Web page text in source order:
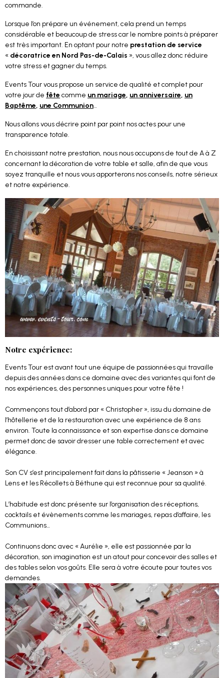
commande.
Lorsque l’on prépare un événement, cela prend un temps
considérable et beaucoup de stress car le nombre points à préparer
est très important. En optant pour notre prestation de service
« décoratrice en Nord Pas-de-Calais », vous allez donc réduire
votre stress et gagner du temps.
Events Tour vous propose un service de qualité et complet pour
votre jour de fête comme un mariage, un anniversaire, un
Baptême, une Communion…
Nous allons vous décrire point par point nos actes pour une
transparence totale.
En choisissant notre prestation, nous nous occupons de tout de A à Z
concernant la décoration de votre table et salle, afin de que vous
soyez tranquille et nous vous apporterons nos conseils, notre sérieux
et notre expérience.
Notre expérience:
Events Tour est avant tout une équipe de passionnées qui travaille
depuis des années dans ce domaine avec des variantes qui font de
nos expériences, des personnes uniques pour votre fête !
Commençons tout d’abord par « Christopher », issu du domaine de
l’hôtellerie et de la restauration avec une expérience de 8 ans
environ. Toute la connaissance et son expertise dans ce domaine
permet donc de savoir dresser une table correctement et avec
élégance.
Son CV s’est principalement fait dans la pâtisserie « Jeanson » à
Lens et les Récollets à Béthune qui est reconnue pour sa qualité.
L’habitude est donc présente sur l’organisation des réceptions,
cocktails et évènements comme les mariages, repas d’affaire, les
Communions…
Continuons donc avec « Aurélie », elle est passionnée par la
décoration, son imagination est un atout pour concevoir des salles et
des tables selon vos goûts. Elle sera à votre écoute pour toutes vos
demandes.